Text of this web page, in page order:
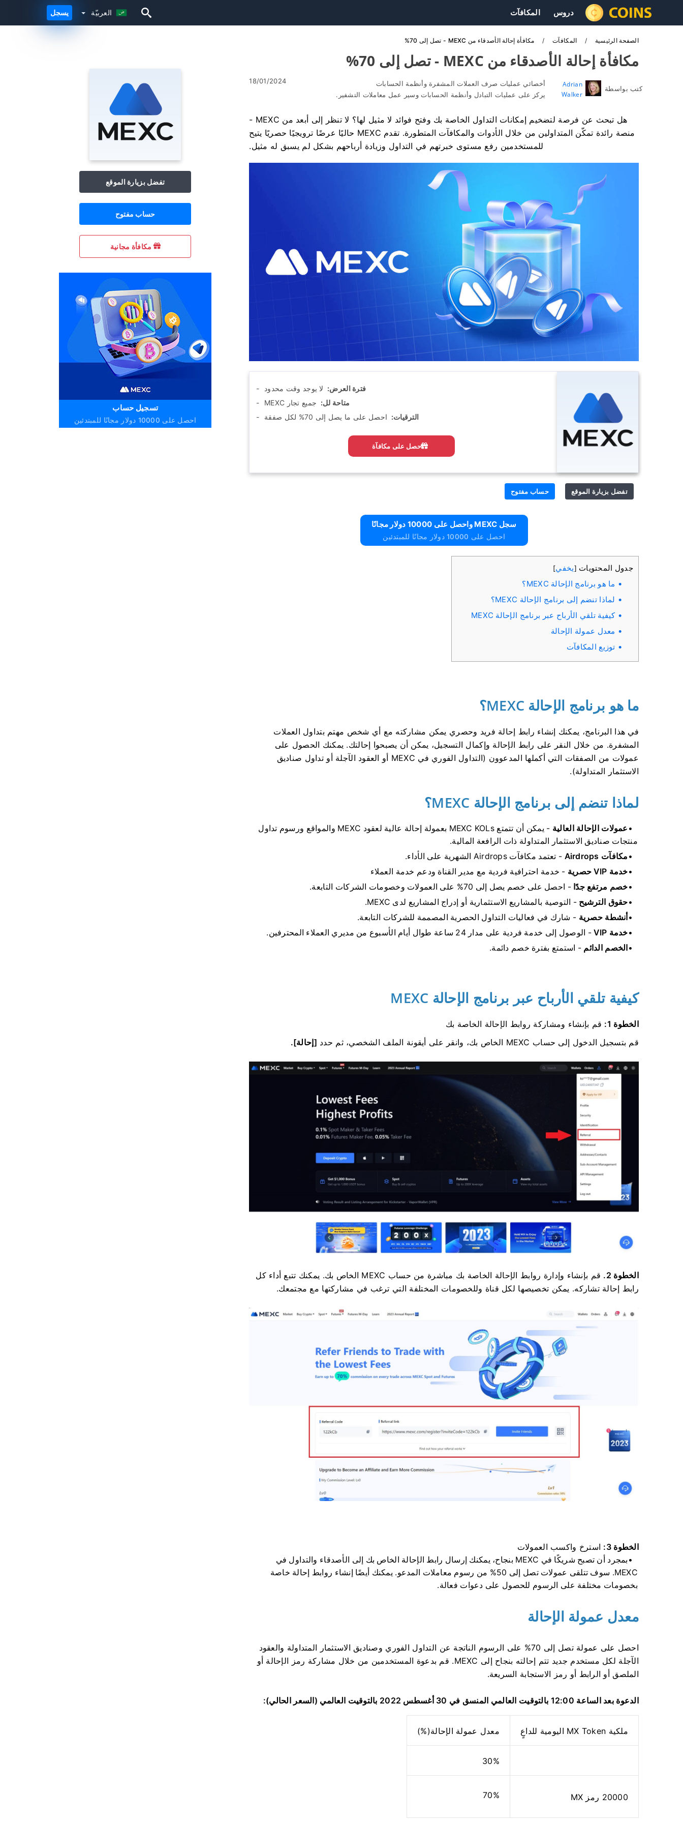
المكافآت دروس العربيّة يسجل
الصفحة الرئيسية المكافآت مكافأة إحالة الأصدقاء من MEXC - تصل إلى 70%
مكافأة إحالة الأصدقاء من MEXC - تصل إلى 70%
كتب بواسطة
Adrian
Walker
أخصائي عمليات صرف العملات المشفرة وأنظمة الحسابات
يركز على عمليات التبادل وأنظمة الحسابات وسير عمل معاملات التشفير.
18/01/2024
هل تبحث عن فرصة لتضخيم إمكانات التداول الخاصة بك وفتح فوائد لا مثيل لها؟ لا تنظر إلى أبعد من MEXC -
منصة رائدة تمكّن المتداولين من خلال الأدوات والمكافآت المتطورة. تقدم MEXC حاليًا عرضًا ترويجيًا حصريًا يتيح
للمستخدمين رفع مستوى خبرتهم في التداول وزيادة أرباحهم بشكل لم يسبق له مثيل.
فترة العرض: ‫ لا يوجد وقت محدود
متاحة لل: ‫ جميع تجار MEXC
الترقيات: ‫ احصل على ما يصل إلى 70% لكل صفقة
احصل على مكافآة
حساب مفتوح تفضل بزيارة الموقع
سجل MEXC واحصل على 10000 دولار مجانًا
احصل على 10000 دولار مجانًا للمبتدئين
جدول المحتويات [يخفي]
ما هو برنامج الإحالة MEXC؟
لماذا تنضم إلى برنامج الإحالة MEXC؟
كيفية تلقي الأرباح عبر برنامج الإحالة MEXC
معدل عمولة الإحالة
توزيع المكافآت
ما هو برنامج الإحالة MEXC؟
في هذا البرنامج، يمكنك إنشاء رابط إحالة فريد وحصري يمكن مشاركته مع أي شخص مهتم بتداول العملات
المشفرة. من خلال النقر على رابط الإحالة وإكمال التسجيل، يمكن أن يصبحوا إحالتك. يمكنك الحصول على
عمولات من الصفقات التي أكملها المدعوون (التداول الفوري في MEXC أو العقود الآجلة أو تداول صناديق
الاستثمار المتداولة).
لماذا تنضم إلى برنامج الإحالة MEXC؟
عمولات الإحالة العالية
- يمكن أن تتمتع MEXC KOLs بعمولة إحالة عالية لعقود MEXC والمواقع ورسوم تداول
منتجات صناديق الاستثمار المتداولة ذات الرافعة المالية.
مكافآت Airdrops
- تعتمد مكافآت Airdrops الشهرية على الأداء.
خدمة VIP حصرية
- خدمة احترافية فردية مع مدير القناة ودعم خدمة العملاء
خصم مرتفع جدًا - احصل على خصم يصل إلى 70% على العمولات وخصومات الشركات التابعة.
حقوق الترشيح - التوصية بالمشاريع الاستثمارية أو إدراج المشاريع لدى MEXC.
أنشطة حصرية - شارك في فعاليات التداول الحصرية المصممة للشركات التابعة.
خدمة VIP
- الوصول إلى خدمة فردية على مدار 24 ساعة طوال أيام الأسبوع من مديري العملاء المحترفين.
الخصم الدائم - استمتع بفترة خصم دائمة.
كيفية تلقي الأرباح عبر برنامج الإحالة MEXC
الخطوة 1:
قم بإنشاء ومشاركة روابط الإحالة الخاصة بك
قم بتسجيل الدخول إلى حساب MEXC الخاص بك، وانقر على أيقونة الملف الشخصي، ثم حدد
[إحالة].
الخطوة 2. قم بإنشاء وإدارة روابط الإحالة الخاصة بك مباشرة من حساب MEXC الخاص بك.
يمكنك تتبع أداء كل
رابط إحالة تشاركه. يمكن تخصيصها لكل قناة وللخصومات المختلفة التي ترغب في مشاركتها مع مجتمعك.
الخطوة 3: استرخ واكسب العمولات
بمجرد أن تصبح شريكًا في MEXC بنجاح، يمكنك إرسال رابط الإحالة الخاص بك إلى الأصدقاء والتداول في
MEXC. سوف تتلقى عمولات تصل إلى 50% من رسوم معاملات المدعو.
يمكنك أيضًا إنشاء روابط إحالة خاصة
بخصومات مختلفة على الرسوم للحصول على دعوات فعالة.
معدل عمولة الإحالة
احصل على عمولة تصل إلى 70% على الرسوم الناتجة عن التداول الفوري وصناديق الاستثمار المتداولة والعقود
الآجلة لكل مستخدم جديد تتم إحالته بنجاح إلى MEXC.
قم بدعوة المستخدمين من خلال مشاركة رمز الإحالة أو
الملصق أو الرابط أو رمز الاستجابة السريعة.
الدعوة بعد الساعة 12:00 بالتوقيت العالمي المنسق في 30 أغسطس 2022 بالتوقيت العالمي (السعر الحالي):
ملكية MX Token اليومية للداعٍ معدل عمولة الإحالة(%)
30%
20000 رمز MX 70%
تفضل بزيارة الموقع
حساب مفتوح
مكافأة مجانية
تسجيل حساب
احصل على 10000 دولار مجانًا للمبتدئين